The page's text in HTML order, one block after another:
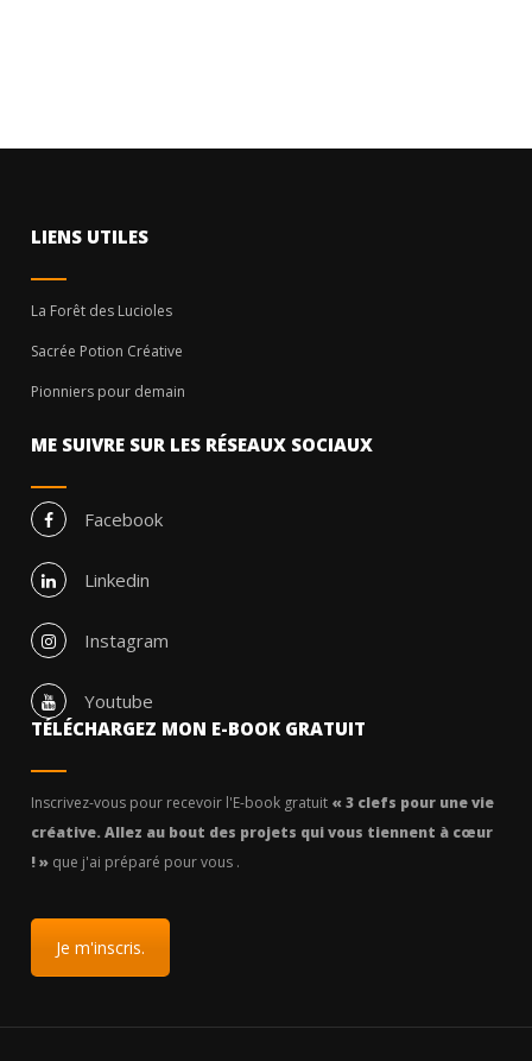
LIENS UTILES
La Forêt des Lucioles
Sacrée Potion Créative
Pionniers pour demain
ME SUIVRE SUR LES RÉSEAUX SOCIAUX
Facebook
Linkedin
Instagram
Youtube
TÉLÉCHARGEZ MON E-BOOK GRATUIT
Inscrivez-vous pour recevoir l'E-book gratuit « 3 clefs pour une vie
créative. Allez au bout des projets qui vous tiennent à cœur
! » que j'ai préparé pour vous .
Je m'inscris.